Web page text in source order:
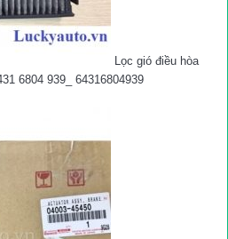
Lọc gió điều hòa
6804 939_ 64316804939